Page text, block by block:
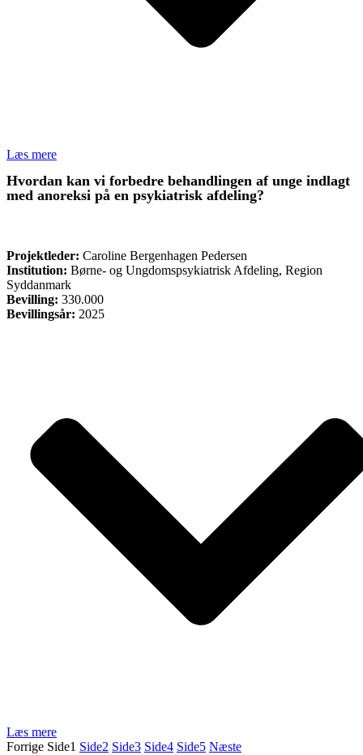
Læs mere
Hvordan kan vi forbedre behandlingen af unge indlagt
med anoreksi på en psykiatrisk afdeling?
Projektleder: Caroline Bergenhagen Pedersen
Institution: Børne- og Ungdomspsykiatrisk Afdeling, Region
Syddanmark
Bevilling: 330.000
Bevillingsår: 2025
Læs mere
Forrige Side1 Side2 Side3 Side4 Side5 Næste